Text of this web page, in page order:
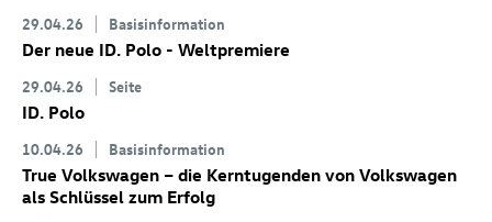
29.04.26 Basisinformation
Der neue ID. Polo - Weltpremiere
29.04.26 Seite
ID. Polo
10.04.26 Basisinformation
True Volkswagen – die Kerntugenden von Volkswagen
als Schlüssel zum Erfolg